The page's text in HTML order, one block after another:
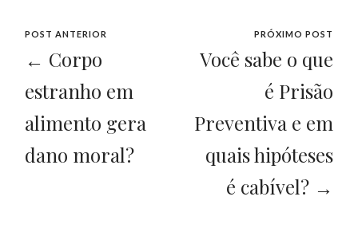
POST ANTERIOR
← Corpo
estranho em
alimento gera
dano moral?
PRÓXIMO POST
Você sabe o que
é Prisão
Preventiva e em
quais hipóteses
é cabível? →